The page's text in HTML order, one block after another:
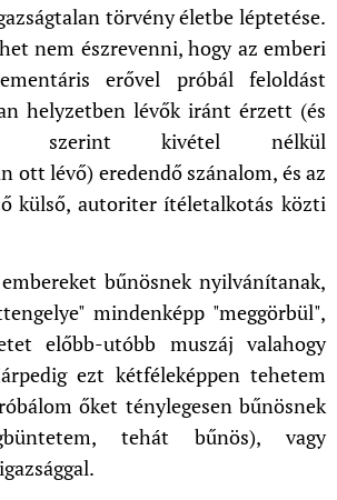
törvény életbe léptetése.
nem észrevenni, hogy az emberi
erővel próbál feloldást
helyzetben lévők iránt érzett (és
szerint kivétel nélkül
ott lévő) eredendő szánalom, és az
külső, autoriter ítéletalkotás közti
bűnösnek nyilvánítanak,
mindenképp "meggörbül",
előbb-utóbb muszáj valahogy
ezt kétféleképpen tehetem
őket ténylegesen bűnösnek
tehát bűnös), vagy